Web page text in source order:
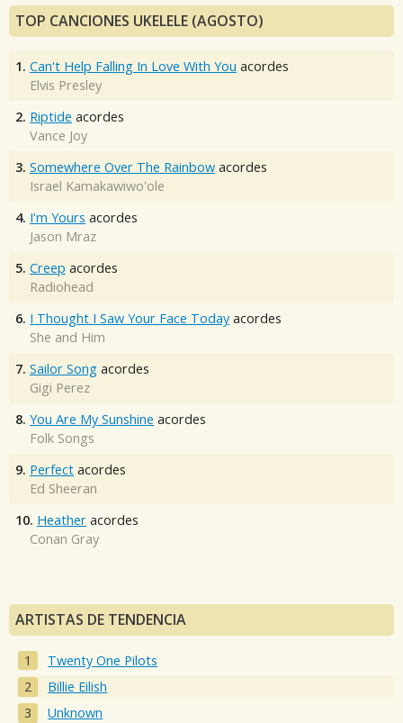
TOP CANCIONES UKELELE (AGOSTO)
1. Can't Help Falling In Love With You acordes
Elvis Presley
2. Riptide acordes
Vance Joy
3. Somewhere Over The Rainbow acordes
Israel Kamakawiwo'ole
4. I'm Yours acordes
Jason Mraz
5. Creep acordes
Radiohead
6. I Thought I Saw Your Face Today acordes
She and Him
7. Sailor Song acordes
Gigi Perez
8. You Are My Sunshine acordes
Folk Songs
9. Perfect acordes
Ed Sheeran
10. Heather acordes
Conan Gray
ARTISTAS DE TENDENCIA
Twenty One Pilots
Billie Eilish
Unknown